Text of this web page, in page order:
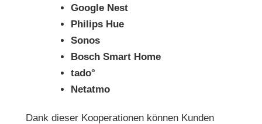
Google Nest
Philips Hue
Sonos
Bosch Smart Home
tado°
Netatmo
Dank dieser Kooperationen können Kunden